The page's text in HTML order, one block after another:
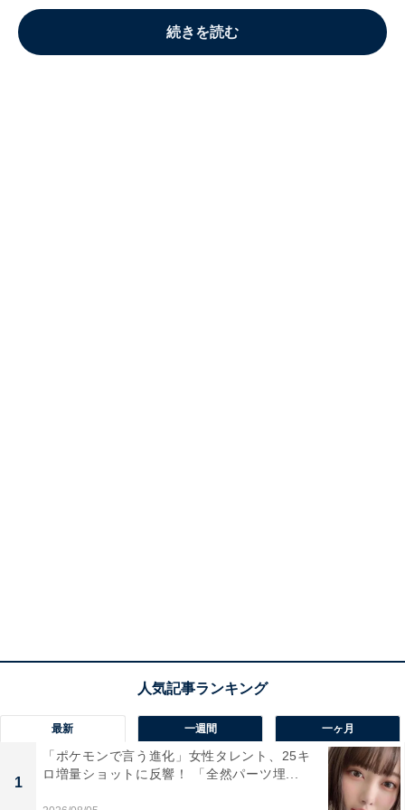
続きを読む
最新 一週間 一ヶ月
1
「ポケモンで言う進化」女性タレント、25キ
ロ増量ショットに反響！ 「全然パーツ埋...